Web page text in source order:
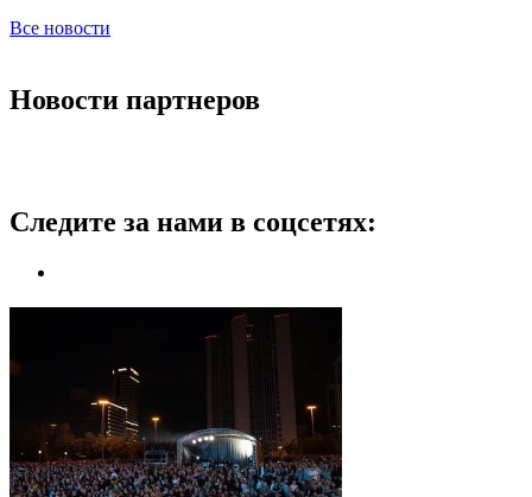
Все новости
Новости партнеров
Следите за нами в соцсетях: